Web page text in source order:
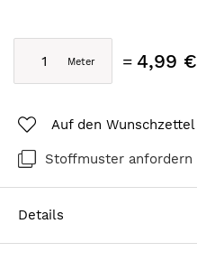
4,99 €
Auf den Wunschzettel
Stoffmuster anfordern
Details